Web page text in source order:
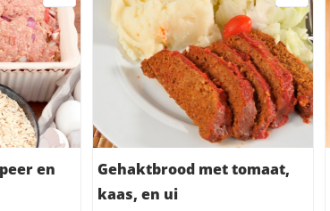
en
Gehaktbrood met tomaat,
kaas, en ui